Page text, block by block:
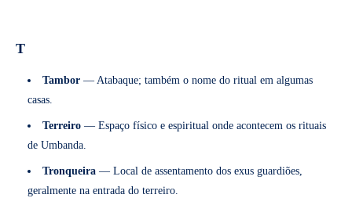
T
Tambor — Atabaque; também o nome do ritual em algumas
casas.
Terreiro — Espaço físico e espiritual onde acontecem os rituais
de Umbanda.
Tronqueira — Local de assentamento dos exus guardiões,
geralmente na entrada do terreiro.